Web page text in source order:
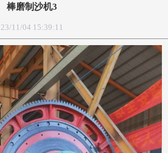
棒磨制沙机3
23/11/04 15:39:11